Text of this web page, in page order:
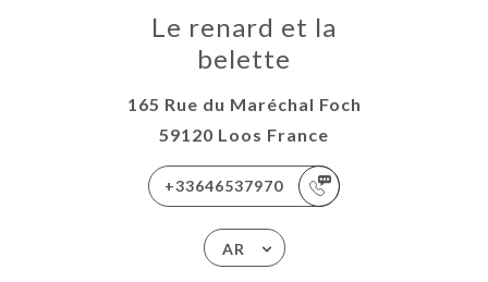
Le renard et la
belette
165 Rue du Maréchal Foch
59120 Loos France
+33646537970
AR